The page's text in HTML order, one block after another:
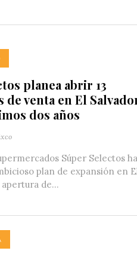
planea abrir 13
de venta en El
dos años
Súper Selectos ha
plan de expansión en
apertura de...